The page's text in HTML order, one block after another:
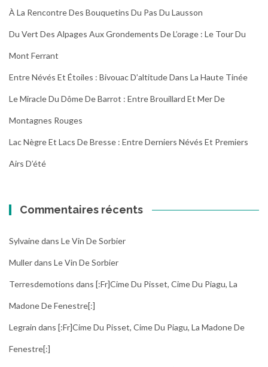
À La Rencontre Des Bouquetins Du Pas Du Lausson
Du Vert Des Alpages Aux Grondements De L’orage : Le Tour Du
Mont Ferrant
Entre Névés Et Étoiles : Bivouac D’altitude Dans La Haute Tinée
Le Miracle Du Dôme De Barrot : Entre Brouillard Et Mer De
Montagnes Rouges
Lac Nègre Et Lacs De Bresse : Entre Derniers Névés Et Premiers
Airs D’été
Commentaires récents
Sylvainedans Le Vin De Sorbier
Mullerdans Le Vin De Sorbier
Terresdemotions dans [:fr]Cime Du Pisset, Cime Du Piagu, La
Madone De Fenestre[:]
Legrain dans [:fr]Cime Du Pisset, Cime Du Piagu, La Madone De
Fenestre[:]